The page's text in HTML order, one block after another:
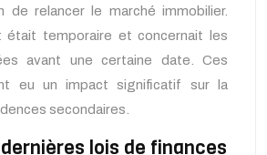
de relancer le marché immobilier.
était temporaire et concernait les
avant une certaine date. Ces
eu un impact significatif sur la
secondaires.
lois de finances